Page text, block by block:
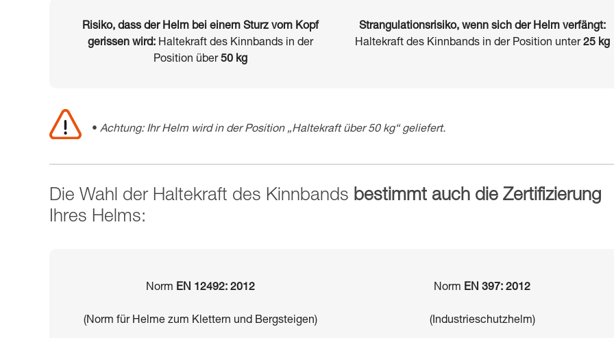
Risiko, dass der Helm bei einem Sturz vom Kopf
gerissen wird:Haltekraft des Kinnbands in der
Position über50 kg
Strangulationsrisiko, wenn sich der Helm verfängt:
Haltekraft des Kinnbands in der Position unter25 kg
Achtung: Ihr Helm wird in der Position „Haltekraft über 50 kg“ geliefert.
Die Wahl der Haltekraft des Kinnbands bestimmt auch die Zertifizierung
Ihres Helms:
Norm EN 12492: 2012
(Norm für Helme zum Klettern und Bergsteigen)
Norm EN 397: 2012
(Industrieschutzhelm)